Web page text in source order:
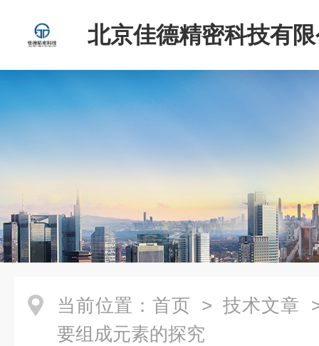
北京佳德精密科技有
当前位置： 首页 > 技术文章
要组成元素的探究